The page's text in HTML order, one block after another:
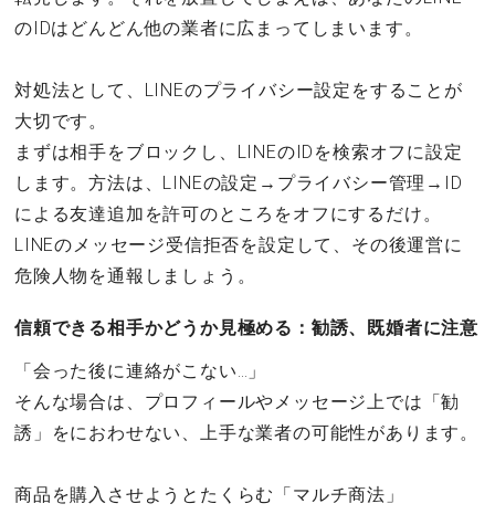
のIDはどんどん他の業者に広まってしまいます。
対処法として、LINEのプライバシー設定をすることが
大切です。
まずは相手をブロックし、LINEのIDを検索オフに設定
します。方法は、LINEの設定→プライバシー管理→ID
による友達追加を許可のところをオフにするだけ。
LINEのメッセージ受信拒否を設定して、その後運営に
危険人物を通報しましょう。
信頼できる相手かどうか見極める：勧誘、既婚者に注意
「会った後に連絡がこない…」
そんな場合は、プロフィールやメッセージ上では「勧
誘」をにおわせない、上手な業者の可能性があります。
商品を購入させようとたくらむ「マルチ商法」